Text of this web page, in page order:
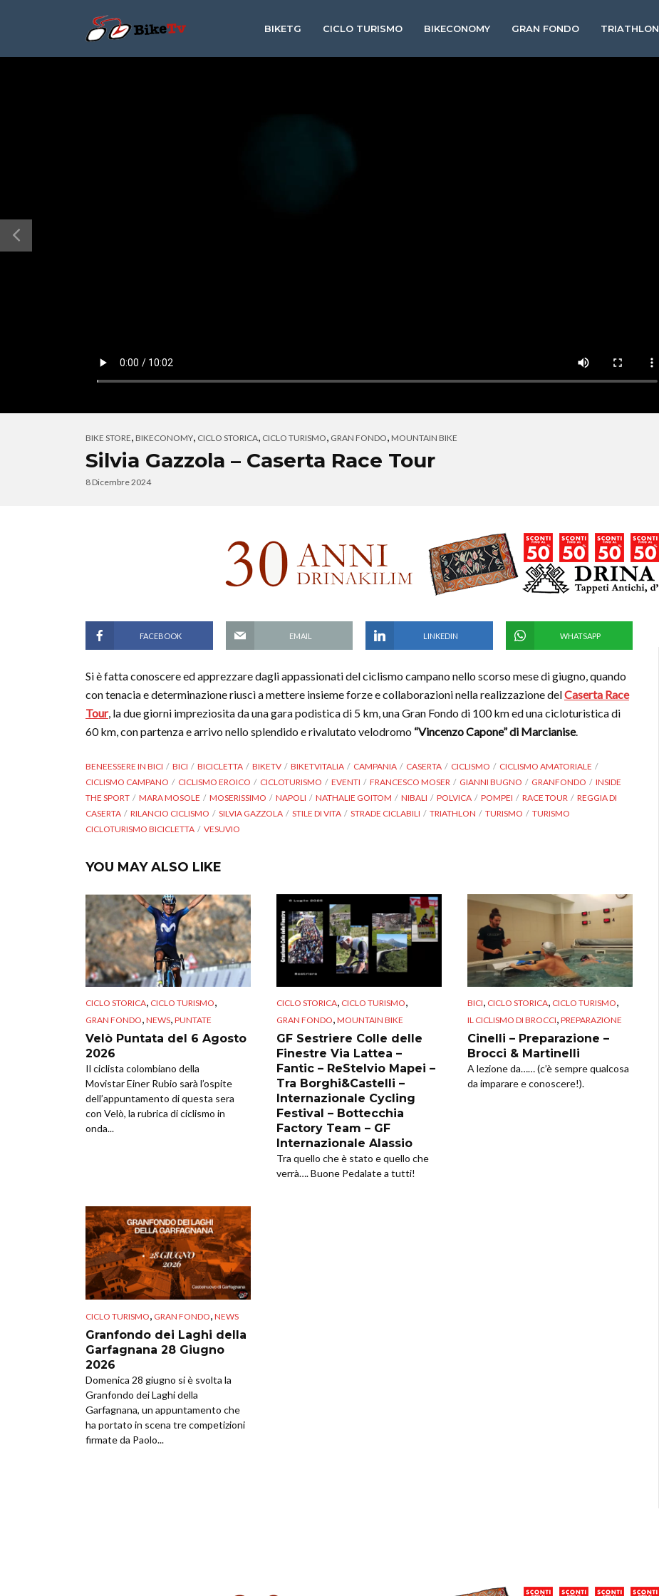
BIKETG CICLO TURISMO BIKECONOMY GRAN FONDO TRIATHLON
BIKE STORE, BIKECONOMY, CICLO STORICA, CICLO TURISMO, GRAN FONDO, MOUNTAIN BIKE
Silvia Gazzola – Caserta Race Tour
8 Dicembre 2024
FACEBOOK EMAIL LINKEDIN WHATSAPP
Si è fatta conoscere ed apprezzare dagli appassionati del ciclismo campano nello scorso mese di giugno, quando
con tenacia e determinazione riuscì a mettere insieme forze e collaborazioni nella realizzazione delCaserta Race
Tour, la due giorni impreziosita da una gara podistica di 5 km, una Gran Fondo di 100 km ed una cicloturistica di
60 km, con partenza e arrivo nello splendido e rivalutato velodromo “Vincenzo Capone” di Marcianise.
BENEESSERE IN BICI BICI BICICLETTA BIKETV BIKETVITALIA CAMPANIA CASERTA CICLISMO
CICLISMO AMATORIALE
CICLISMO CAMPANO
CICLISMO EROICO CICLOTURISMO EVENTI FRANCESCO MOSER GIANNI BUGNO GRANFONDO
INSIDE
THE SPORT
MARA MOSOLE MOSERISSIMO NAPOLI NATHALIE GOITOM NIBALI POLVICA POMPEI RACE TOUR
REGGIA DI
CASERTA
RILANCIO CICLISMO SILVIA GAZZOLA STILE DI VITA STRADE CICLABILI TRIATHLON TURISMO
TURISMO
CICLOTURISMO BICICLETTA
VESUVIO
YOU MAY ALSO LIKE
CICLO STORICA, CICLO TURISMO,
GRAN FONDO, NEWS, PUNTATE
Velò Puntata del 6 Agosto
2026
Il ciclista colombiano della
Movistar Einer Rubio sarà l’ospite
dell’appuntamento di questa sera
con Velò, la rubrica di ciclismo in
onda...
CICLO STORICA, CICLO TURISMO,
GRAN FONDO, MOUNTAIN BIKE
GF Sestriere Colle delle
Finestre Via Lattea –
Fantic – ReStelvio Mapei –
Tra Borghi&Castelli –
Internazionale Cycling
Festival – Bottecchia
Factory Team – GF
Internazionale Alassio
Tra quello che è stato e quello che
verrà…. Buone Pedalate a tutti!
BICI, CICLO STORICA, CICLO TURISMO,
IL CICLISMO DI BROCCI, PREPARAZIONE
Cinelli – Preparazione –
Brocci & Martinelli
A lezione da…… (c’è sempre qualcosa
da imparare e conoscere!).
CICLO TURISMO GRAN FONDO NEWS
Granfondo dei Laghi della
Garfagnana 28 Giugno
2026
Domenica 28 giugno si è svolta la
Granfondo dei Laghi della
Garfagnana, un appuntamento che
ha portato in scena tre competizioni
firmate da Paolo...